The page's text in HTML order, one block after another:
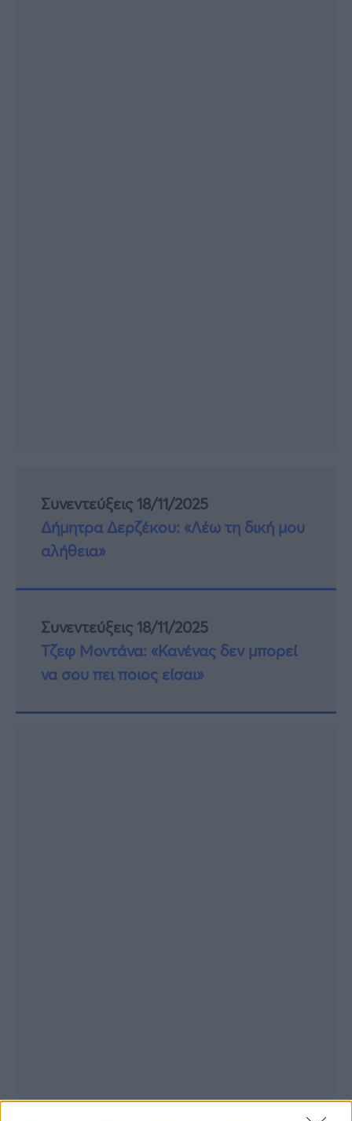
Συνεντεύξεις 18/11/2025
Δήμητρα Δερζέκου: «Λέω τη δική μου
αλήθεια»
Συνεντεύξεις 18/11/2025
Τζεφ Μοντάνα: «Κανένας δεν μπορεί
να σου πει ποιος είσαι»